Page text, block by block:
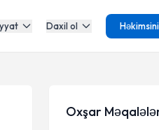
Daxil ol
Oxşar